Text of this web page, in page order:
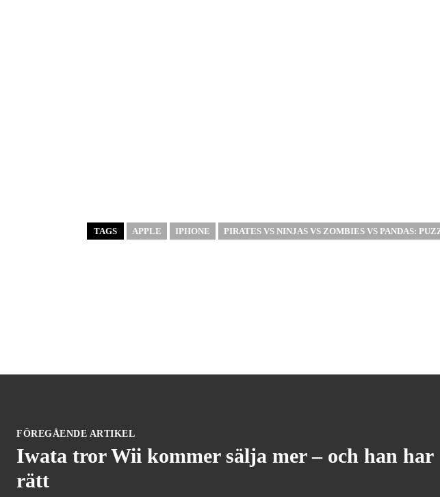
TAGS APPLE IPHONE PIRATES VS NINJAS VS ZOMBIES VS PANDAS:
FÖREGÅENDE ARTIKEL
Iwata tror Wii kommer sälja mer – och han har
rätt